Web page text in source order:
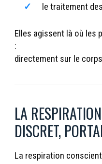
le traitement
Elles agissent là où les
:
directement sur le
LA
DISCRET,
La respiration